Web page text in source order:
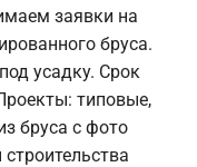
заявки на
бруса.
усадку. Срок
типовые,
бруса с фото